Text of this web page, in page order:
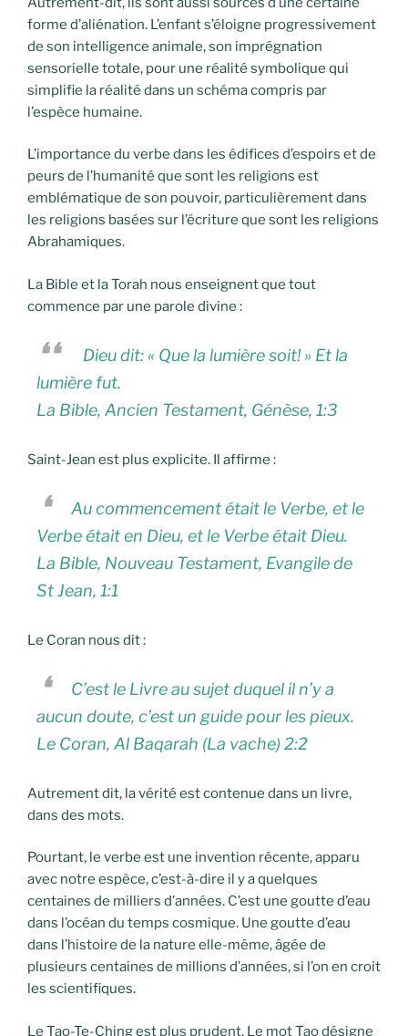
forme d’aliénation. L’enfant s’éloigne progressivement
de son intelligence animale, son imprégnation
sensorielle totale, pour une réalité symbolique qui
simplifie la réalité dans un schéma compris par
l’espèce humaine.
L’importance du verbe dans les édifices d’espoirs et de
peurs de l’humanité que sont les religions est
emblématique de son pouvoir, particulièrement dans
les religions basées sur l’écriture que sont les religions
Abrahamiques.
La Bible et la Torah nous enseignent que tout
commence par une parole divine :
Dieu dit: « Que la lumière soit! » Et la
lumière fut.
La Bible, Ancien Testament, Génèse, 1:3
Saint-Jean est plus explicite. Il affirme :
Au commencement était le Verbe, et le
Verbe était en Dieu, et le Verbe était Dieu.
La Bible, Nouveau Testament, Evangile de
St Jean, 1:1
Le Coran nous dit :
C’est le Livre au sujet duquel il n’y a
aucun doute, c’est un guide pour les pieux.
Le Coran, Al Baqarah (La vache) 2:2
Autrement dit, la vérité est contenue dans un livre,
dans des mots.
Pourtant, le verbe est une invention récente, apparu
avec notre espèce, c’est-à-dire il y a quelques
centaines de milliers d’années. C’est une goutte d’eau
dans l’océan du temps cosmique. Une goutte d’eau
dans l’histoire de la nature elle-même, âgée de
plusieurs centaines de millions d’années, si l’on en croit
les scientifiques.
Le Tao-Te-Ching est plus prudent. Le mot Tao désigne